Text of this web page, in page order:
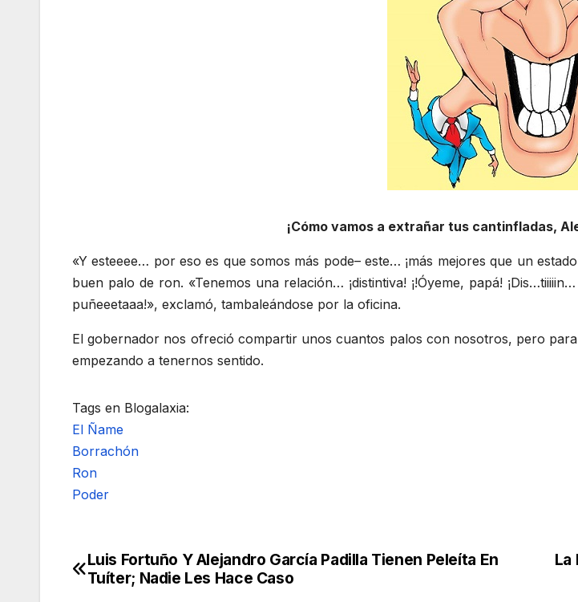
¡Cómo vamos a extrañar tus cantinfladas,
«Y esteeee… por eso es que somos más pode– este… ¡más mejores que un
buen palo de ron. «Tenemos una relación… ¡distintiva! ¡!Óyeme, papá!
puñeeetaaa!», exclamó, tambaleándose por la oficina.
El gobernador nos ofreció compartir unos cuantos palos con nosotros, pero
empezando a tenernos sentido.
Tags en Blogalaxia:
El Ñame
Borrachón
Ron
Poder
Navegación
La
Luis Fortuño Y Alejandro García Padilla Tienen Peleíta En
Tuíter; Nadie Les Hace Caso